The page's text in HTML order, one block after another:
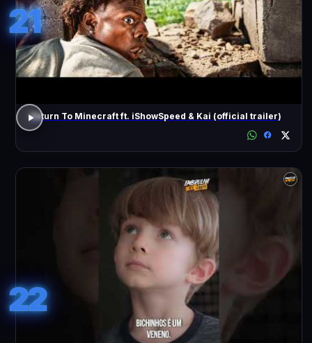
21
Return To Minecraft ft. iShowSpeed & Kai (official trailer)
22